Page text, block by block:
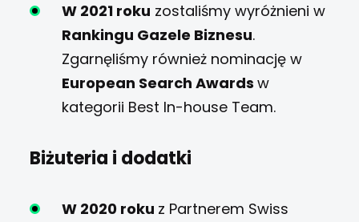
W 2021 roku zostaliśmy wyróżnieni w
Rankingu Gazele Biznesu.
Zgarnęliśmy również nominację w
European Search Awardsw
kategorii Best In-house Team.
Biżuteria i dodatki
W 2020 roku z Partnerem Swiss